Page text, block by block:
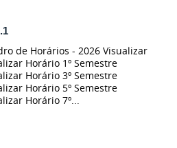
de Horários - 2026 Visualizar
Horário 1º Semestre
Horário 3º Semestre
Horário 5º Semestre
Horário 7º...